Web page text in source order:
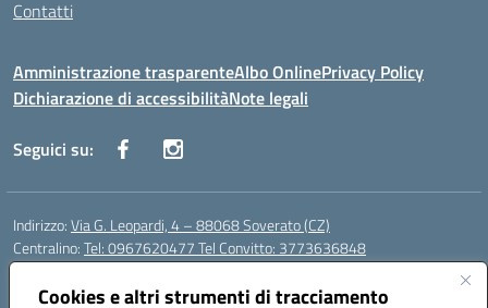
Cookies e altri strumenti di tracciamento
Contatti
Amministrazione trasparenteAlbo OnlinePrivacy Policy
Dichiarazione di accessibilitàNote legali
Seguici su:
Indirizzo:Via G. Leopardi, 4 – 88068 Soverato (CZ)
Centralino:Tel: 0967620477 Tel Convitto: 3773636848
Email:
Posta elettronica certificata (PEC):czrh04000q@pec.istruzione.it